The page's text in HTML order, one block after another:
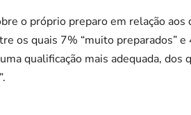
o próprio preparo em relação
os quais 7% “muito preparados”
qualificação mais adequada,